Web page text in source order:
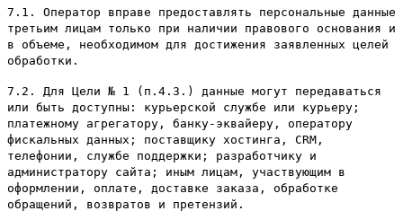
7.1. Оператор вправе предоставлять персональные данные
третьим лицам только при наличии правового основания и
в объеме, необходимом для достижения заявленных целей
обработки.
7.2. Для Цели № 1 (п.4.3.) данные могут передаваться
или быть доступны: курьерской службе или курьеру;
платежному агрегатору, банку-эквайеру, оператору
фискальных данных; поставщику хостинга, CRM,
телефонии, службе поддержки; разработчику и
администратору сайта; иным лицам, участвующим в
оформлении, оплате, доставке заказа, обработке
обращений, возвратов и претензий.